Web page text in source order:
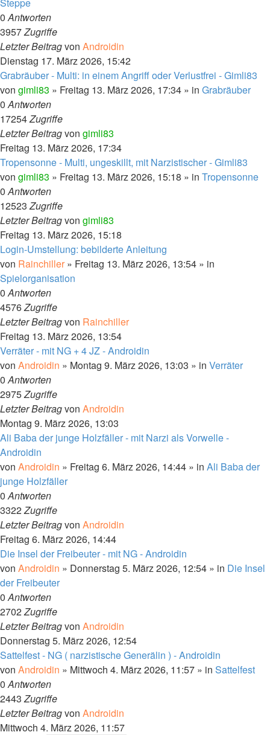
0Antworten
3957Zugriffe
Letzter Beitragvon Androidin
Dienstag 17. März 2026, 15:42
Grabräuber - Multi: in einem Angriff oder Verlustfrei - Gimli83
von gimli83 » Freitag 13. März 2026, 17:34 » in Grabräuber
0Antworten
17254Zugriffe
Letzter Beitragvon gimli83
Freitag 13. März 2026, 17:34
Tropensonne - Multi, ungeskillt, mit Narzistischer - Gimli83
von gimli83 » Freitag 13. März 2026, 15:18 » in Tropensonne
0Antworten
12523Zugriffe
Letzter Beitragvon gimli83
Freitag 13. März 2026, 15:18
Login-Umstellung: bebilderte Anleitung
von Rainchiller » Freitag 13. März 2026, 13:54 » in
Spielorganisation
0Antworten
4576Zugriffe
Letzter Beitragvon Rainchiller
Freitag 13. März 2026, 13:54
Verräter - mit NG + 4 JZ - Androidin
von Androidin » Montag 9. März 2026, 13:03 » in Verräter
0Antworten
2975Zugriffe
Letzter Beitragvon Androidin
Montag 9. März 2026, 13:03
Ali Baba der junge Holzfäller - mit Narzi als Vorwelle -
Androidin
von Androidin » Freitag 6. März 2026, 14:44 » in Ali Baba der
junge Holzfäller
0Antworten
3322Zugriffe
Letzter Beitragvon Androidin
Freitag 6. März 2026, 14:44
Die Insel der Freibeuter - mit NG - Androidin
von Androidin » Donnerstag 5. März 2026, 12:54 » in Die Insel
der Freibeuter
0Antworten
2702Zugriffe
Letzter Beitragvon Androidin
Donnerstag 5. März 2026, 12:54
Sattelfest - NG ( narzistische Generälin ) - Androidin
von Androidin » Mittwoch 4. März 2026, 11:57 » in Sattelfest
0Antworten
2443Zugriffe
Letzter Beitragvon Androidin
Mittwoch 4. März 2026, 11:57